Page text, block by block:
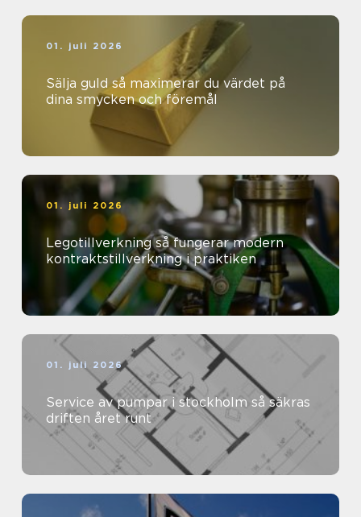
01. juli 2026
Sälja guld så maximerar du värdet på
dina smycken och föremål
01. juli 2026
Legotillverkning så fungerar modern
kontraktstillverkning i praktiken
01. juli 2026
Service av pumpar i stockholm så säkras
driften året runt